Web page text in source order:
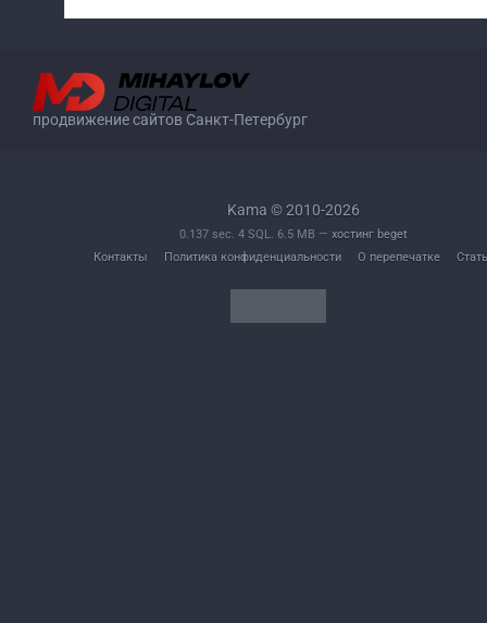
продвижение сайтов Санкт-Петербург
Kama © 2010-2026
0.137 sec. 4 SQL. 6.5 MB — хостинг beget
Контакты
Политика конфиденциальности О перепечатке